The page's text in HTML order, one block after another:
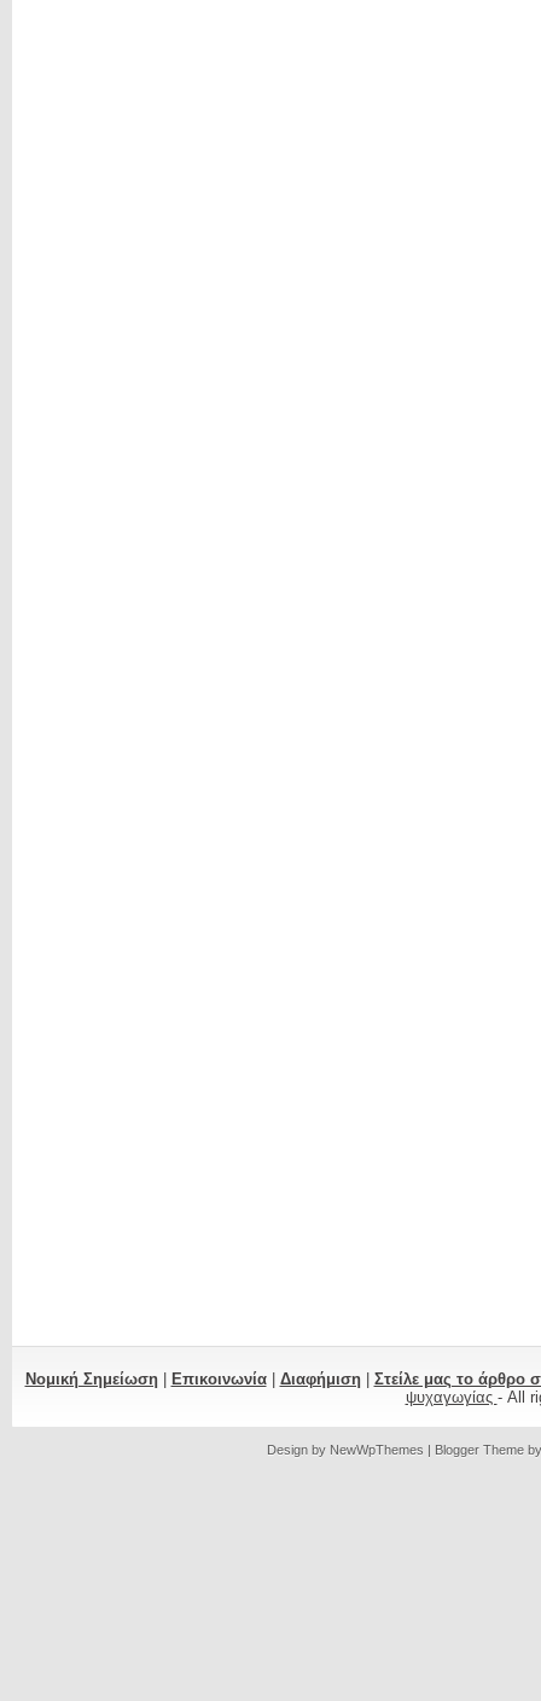
Νομική Σημείωση| Επικοινωνία| Διαφήμιση| Στείλε μας το άρθρο
ψυχαγωγίας - All
Design by NewWpThemes | Blogger Theme